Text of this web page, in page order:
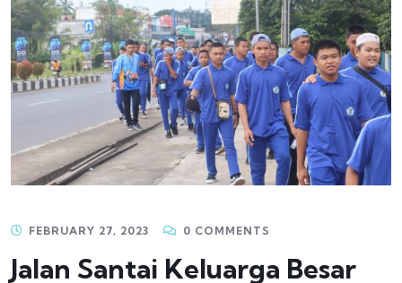
FEBRUARY 27, 2023 0 COMMENTS
Jalan Santai Keluarga Besar